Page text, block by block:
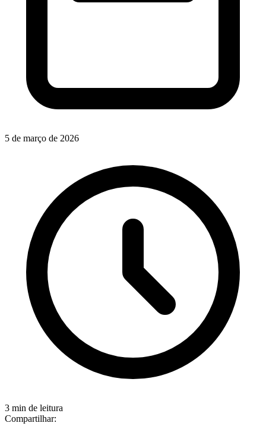
5 de março de 2026
3 min de leitura
Compartilhar: